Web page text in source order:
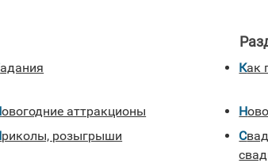
Гадания
Новогодние аттракционы
Приколы, розыгрыши
Свадебные конкурсы, конкурсы на